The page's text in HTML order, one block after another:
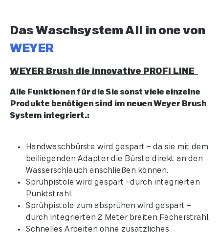
Das Waschsystem All in one von
WEYER
WEYER Brush die innovative PROFI LINE
Alle Funktionen für die Sie sonst viele einzelne
Produkte benötigen sind im neuen Weyer Brush
System integriert.:
Handwaschbürste wird gespart – da sie mit dem
beiliegenden Adapter die Bürste direkt an den
Wasserschlauch anschließen können.
Sprühpistole wird gespart –durch integrierten
Punktstrahl.
Sprühpistole zum absprühen wird gespart –
durch integrierten 2 Meter breiten Fächerstrahl.
Schnelles Arbeiten ohne zusätzliches